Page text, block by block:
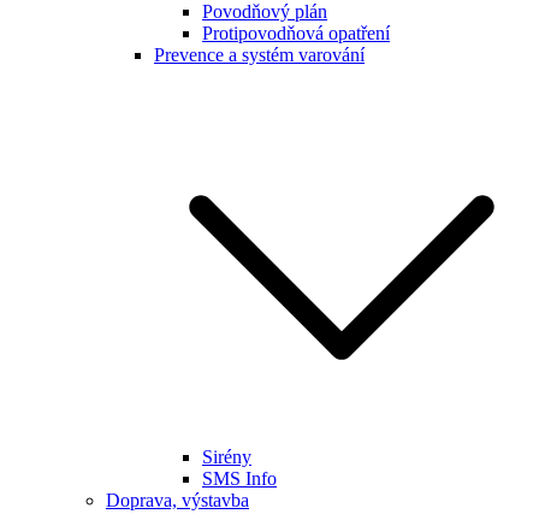
Povodňový plán
Protipovodňová opatření
Prevence a systém varování
Sirény
SMS Info
Doprava, výstavba